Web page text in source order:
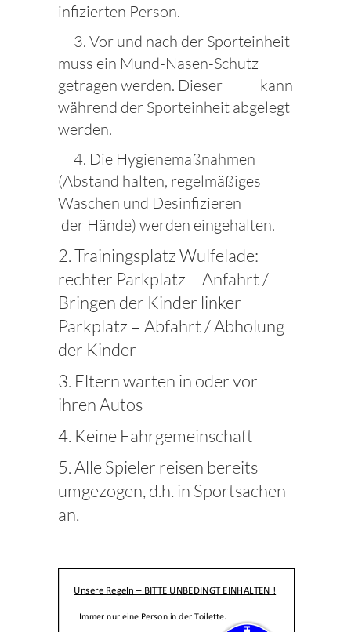
infizierten Person.
3. Vor und nach der Sporteinheit
muss ein Mund-Nasen-Schutz
getragen werden. Dieser kann
während der Sporteinheit abgelegt
werden.
4. Die Hygienemaßnahmen
(Abstand halten, regelmäßiges
Waschen und Desinfizieren
der Hände) werden eingehalten.
2. Trainingsplatz Wulfelade:
rechter Parkplatz = Anfahrt /
Bringen der Kinder linker
Parkplatz = Abfahrt / Abholung
der Kinder
3. Eltern warten in oder vor
ihren Autos
4. Keine Fahrgemeinschaft
5. Alle Spieler reisen bereits
umgezogen, d.h. in Sportsachen
an.